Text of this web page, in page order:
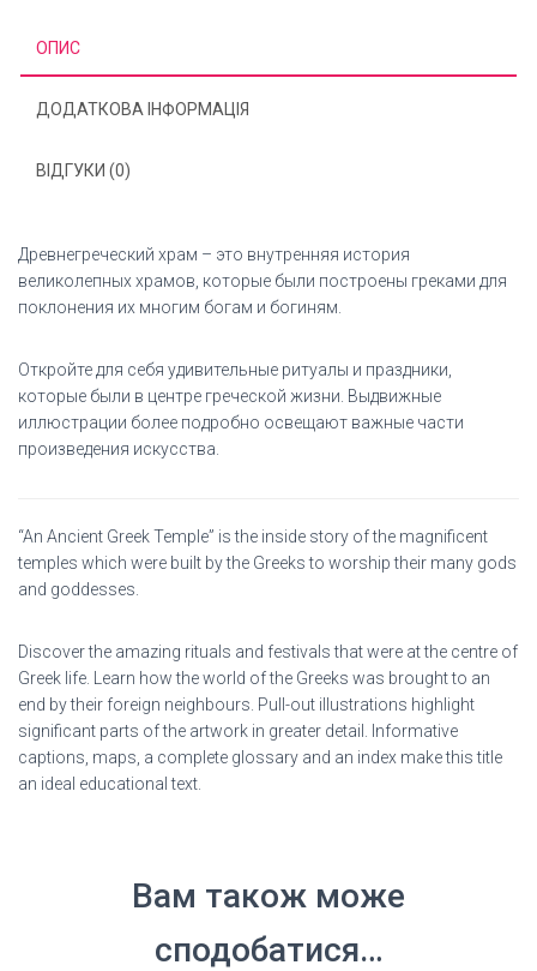
ОПИС
ДОДАТКОВА ІНФОРМАЦІЯ
ВІДГУКИ (0)
Древнегреческий храм – это внутренняя история
великолепных храмов, которые были построены греками для
поклонения их многим богам и богиням.
Откройте для себя удивительные ритуалы и праздники,
которые были в центре греческой жизни. Выдвижные
иллюстрации более подробно освещают важные части
произведения искусства.
“An Ancient Greek Temple” is the inside story of the magnificent
temples which were built by the Greeks to worship their many gods
and goddesses.
Discover the amazing rituals and festivals that were at the centre of
Greek life. Learn how the world of the Greeks was brought to an
end by their foreign neighbours. Pull-out illustrations highlight
significant parts of the artwork in greater detail. Informative
captions, maps, a complete glossary and an index make this title
an ideal educational text.
Вам також може
сподобатися…